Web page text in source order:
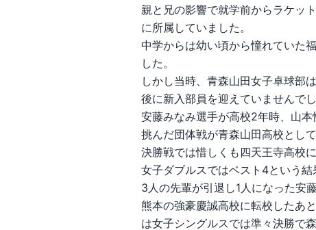
親と兄の影響で就学前からラケッ
に所属していました。
中学からは幼い頃から憧れていた
した。
しかし当時、青森山田女子卓球部
後に新入部員を迎えていませんでし
安藤みなみ選手が高校2年時、山
挑んだ団体戦が青森山田高校とし
決勝戦では惜しくも四天王寺高校
女子ダブルスではベスト4という結
3人の先輩が引退し1人になった安
熊本の強豪慶誠高校に転校したあ
は女子シングルスでは準々決勝で